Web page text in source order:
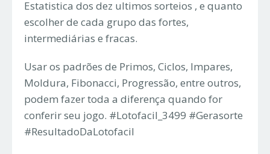
Estatistica dos dez ultimos sorteios , e quanto
escolher de cada grupo das fortes,
intermediárias e fracas.
Usar os padrões de Primos, Ciclos, Impares,
Moldura, Fibonacci, Progressão, entre outros,
podem fazer toda a diferença quando for
conferir seu jogo. #Lotofacil_3499 #Gerasorte
#ResultadoDaLotofacil